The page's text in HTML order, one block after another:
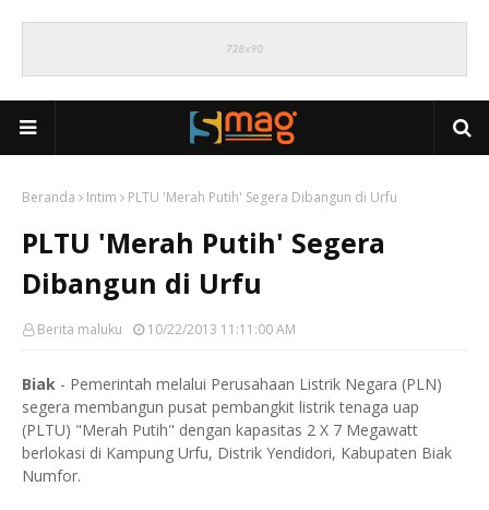
Beranda Intim PLTU 'Merah Putih' Segera Dibangun di Urfu
PLTU 'Merah Putih' Segera
Dibangun di Urfu
Berita maluku 10/22/2013 11:11:00 AM
Biak - Pemerintah melalui Perusahaan Listrik Negara (PLN)
segera membangun pusat pembangkit listrik tenaga uap
(PLTU) "Merah Putih" dengan kapasitas 2 X 7 Megawatt
berlokasi di Kampung Urfu, Distrik Yendidori, Kabupaten Biak
Numfor.